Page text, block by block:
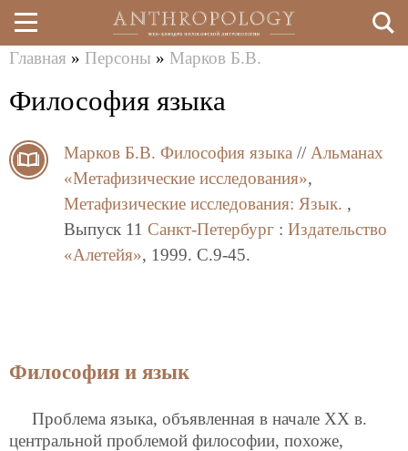
Перейти
к
здесь
Главная » Персоны » Марков Б.В.
Философия языка
Марков Б.В. Философия языка // Альманах
«Метафизические исследования»,
Метафизические исследования: Язык. ,
Выпуск 11 Санкт-Петербург : Издательство
«Алетейя», 1999. C.9-45.
Философия и язык
Проблема языка, объявленная в начале ХХ в.
центральной проблемой философии, похоже,